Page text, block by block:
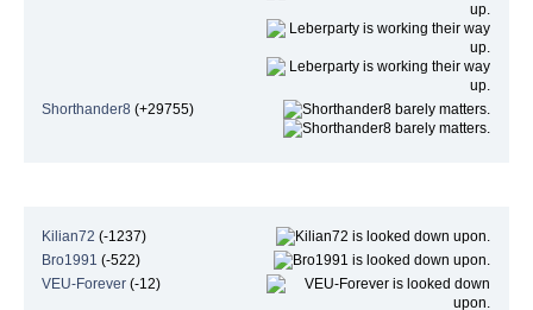
Shorthander8 (+29755)
Kilian72 (-1237)
Bro1991 (-522)
VEU-Forever(-12)